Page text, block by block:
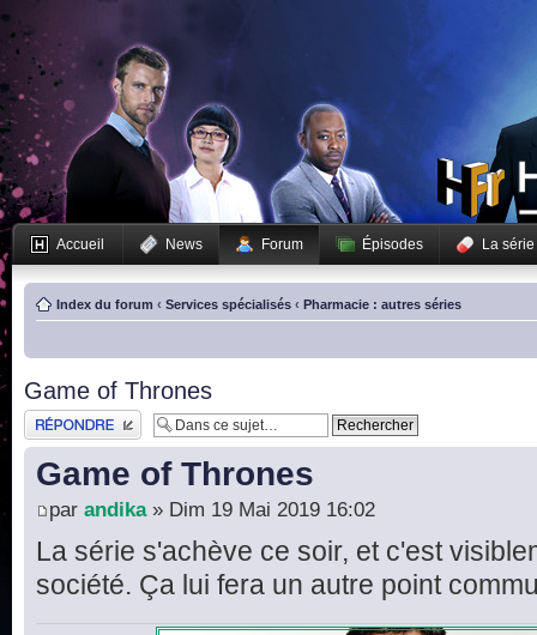
Accueil News Forum Épisodes La série
Index du forum ‹ Services spécialisés ‹ Pharmacie : autres séries
Game of Thrones
Publier une réponse
Game of Thrones
par andika» Dim 19 Mai 2019 16:02
La série s'achève ce soir, et c'est
société. Ça lui fera un autre point